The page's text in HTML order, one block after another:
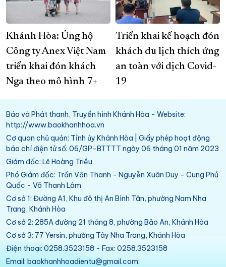
Khánh Hòa: Ủng hộ
Công ty Anex Việt Nam
triển khai đón khách
Nga theo mô hình 7+
Triển khai kế hoạch đón
khách du lịch thích ứng
an toàn với dịch Covid-
19
Báo và Phát thanh, Truyền hình Khánh Hòa - Website:
http://www.baokhanhhoa.vn
Cơ quan chủ quản: Tỉnh ủy Khánh Hòa | Giấy phép hoạt động
báo chí điện tử số: 06/GP-BTTTT ngày 06 tháng 01 năm 2023
Giám đốc: Lê Hoàng Triều
Phó Giám đốc: Trần Văn Thanh - Nguyễn Xuân Duy - Cung Phú
Quốc - Võ Thanh Lâm
Cơ sở 1: Đường A1, Khu đô thị An Bình Tân, phường Nam Nha
Trang, Khánh Hòa
Cơ sở 2: 285A đường 21 tháng 8, phường Bảo An, Khánh Hòa
Cơ sở 3: 77 Yersin, phường Tây Nha Trang, Khánh Hòa
Điện thoại: 0258.3523158 - Fax: 0258.3523158
Email: baokhanhhoadientu@gmail.com;